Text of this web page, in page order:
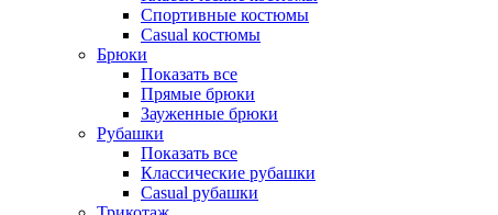
Спортивные костюмы
Casual костюмы
Брюки
Показать все
Прямые брюки
Зауженные брюки
Рубашки
Показать все
Классические рубашки
Casual рубашки